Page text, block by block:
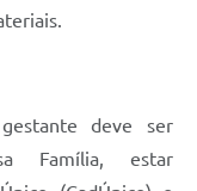
deve ser
Família, estar